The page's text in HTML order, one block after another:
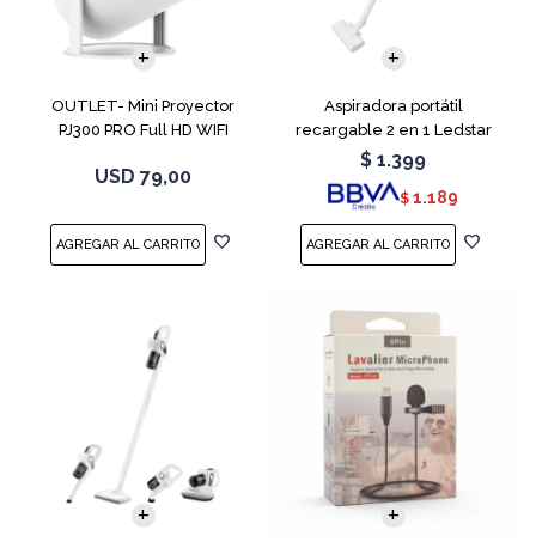
OUTLET- Mini Proyector
PJ300 PRO Full HD WIFI
USD 79,00
Aspiradora portátil
recargable 2 en 1 Ledstar
SR-133
$ 1.399
$ 1.189